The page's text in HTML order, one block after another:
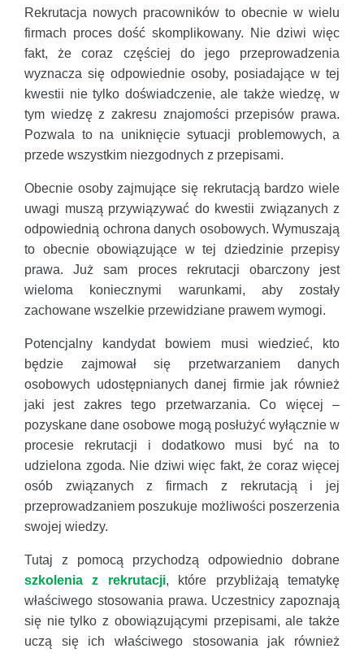
Rekrutacja nowych pracowników to obecnie w wielu
firmach proces dość skomplikowany. Nie dziwi więc
fakt, że coraz częściej do jego przeprowadzenia
wyznacza się odpowiednie osoby, posiadające w tej
kwestii nie tylko doświadczenie, ale także wiedzę, w
tym wiedzę z zakresu znajomości przepisów prawa.
Pozwala to na uniknięcie sytuacji problemowych, a
przede wszystkim niezgodnych z przepisami.
Obecnie osoby zajmujące się rekrutacją bardzo wiele
uwagi muszą przywiązywać do kwestii związanych z
odpowiednią ochrona danych osobowych. Wymuszają
to obecnie obowiązujące w tej dziedzinie przepisy
prawa. Już sam proces rekrutacji obarczony jest
wieloma koniecznymi warunkami, aby zostały
zachowane wszelkie przewidziane prawem wymogi.
Potencjalny kandydat bowiem musi wiedzieć, kto
będzie zajmował się przetwarzaniem danych
osobowych udostępnianych danej firmie jak również
jaki jest zakres tego przetwarzania. Co więcej –
pozyskane dane osobowe mogą posłużyć wyłącznie w
procesie rekrutacji i dodatkowo musi być na to
udzielona zgoda. Nie dziwi więc fakt, że coraz więcej
osób związanych z firmach z rekrutacją i jej
przeprowadzaniem poszukuje możliwości poszerzenia
swojej wiedzy.
Tutaj z pomocą przychodzą odpowiednio dobrane
szkolenia z rekrutacji, które przybliżają tematykę
właściwego stosowania prawa. Uczestnicy zapoznają
się nie tylko z obowiązującymi przepisami, ale także
uczą się ich właściwego stosowania jak również